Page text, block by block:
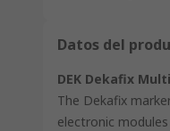
Datos del
DEK Dekafix
The Dekafix
electronic